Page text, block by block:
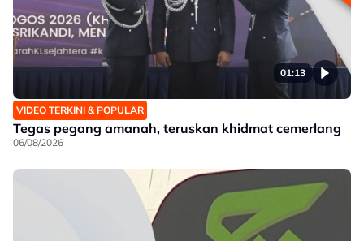
01:13
VIDEO TERKINI & POPULAR
Tegas pegang amanah, teruskan khidmat cemerlang
06/08/2026